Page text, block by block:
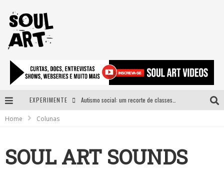
EXPERIMENTE
Novo single de Arnaldo Tifu, “De Testa” explora brasilidade em sons, cores e símbolos
Home Colunas
SOUL ART SOUNDS